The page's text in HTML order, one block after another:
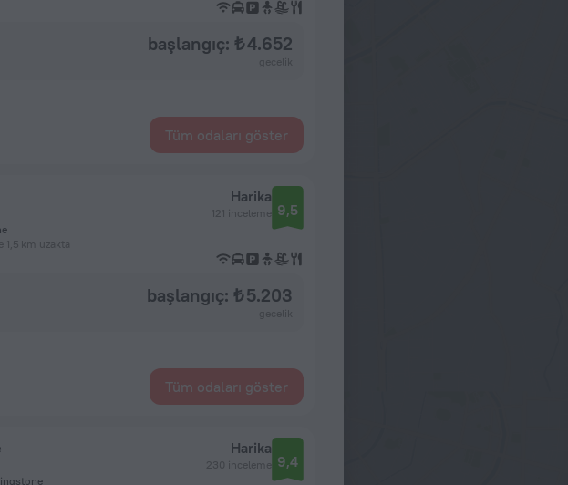
başlangıç: ₺ 4.652
Tüm odaları göster
km uzakta
Harika
121 inceleme 9,5
başlangıç: ₺ 5.203
Tüm odaları göster
Harika
230 inceleme 9,4